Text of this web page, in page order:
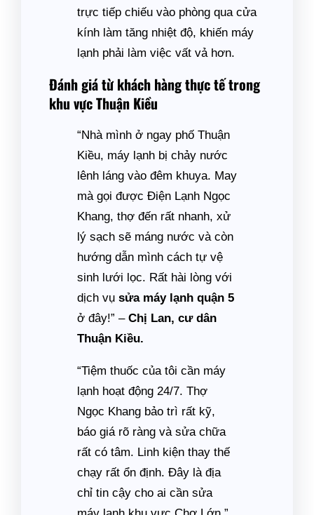
trực tiếp chiếu vào phòng qua cửa
kính làm tăng nhiệt độ, khiến máy
lạnh phải làm việc vất vả hơn.
Đánh giá từ khách hàng thực tế trong
khu vực Thuận Kiều
“Nhà mình ở ngay phố Thuận
Kiều, máy lạnh bị chảy nước
lênh láng vào đêm khuya. May
mà gọi được Điện Lạnh Ngọc
Khang, thợ đến rất nhanh, xử
lý sạch sẽ máng nước và còn
hướng dẫn mình cách tự vệ
sinh lưới lọc. Rất hài lòng với
dịch vụ sửa máy lạnh quận 5
ở đây!” – Chị Lan, cư dân
Thuận Kiều.
“Tiệm thuốc của tôi cần máy
lạnh hoạt động 24/7. Thợ
Ngọc Khang bảo trì rất kỹ,
báo giá rõ ràng và sửa chữa
rất có tâm. Linh kiện thay thế
chạy rất ổn định. Đây là địa
chỉ tin cậy cho ai cần sửa